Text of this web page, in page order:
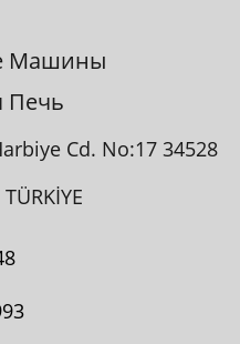
Машины
Печь
Cd. No:17 34528